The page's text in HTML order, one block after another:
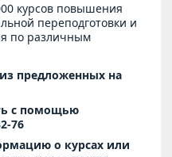
курсов повышения
переподготовки и
по различным
предложенных на
с помощью
76
о курсах или